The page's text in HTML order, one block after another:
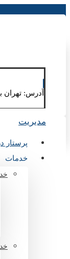
آدرس: تهران
مدیریت
پرستار
خدمات